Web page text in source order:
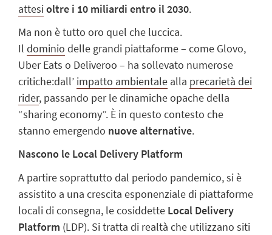
attesioltre i 10 miliardi entro il 2030.
Ma non è tutto oro quel che luccica.
Il dominio delle grandi piattaforme – come Glovo,
Uber Eats o Deliveroo – ha sollevato numerose
critiche:dall’ impatto ambientale alla precarietà dei
rider, passando per le dinamiche opache della
“sharing economy”. È in questo contesto che
stanno emergendo nuove alternative.
Nascono le Local Delivery Platform
A partire soprattutto dal periodo pandemico, si è
assistito a una crescita esponenziale di piattaforme
locali di consegna, le cosiddette Local Delivery
Platform (LDP). Si tratta di realtà che utilizzano siti